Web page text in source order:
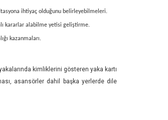
ihtiyaç olduğunu belirleyebilmeleri.
kararlar alabilme yetisi geliştirme.
kazanmaları.
kimliklerini gösteren yaka kartı
asansörler dahil başka yerlerde dile